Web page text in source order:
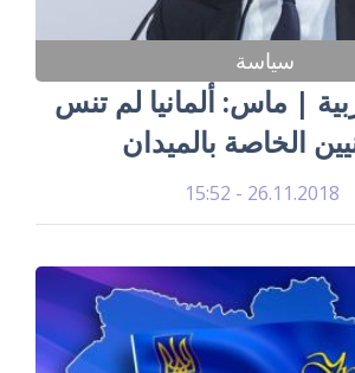
سياسة
| ماس: ألمانيا لم تنس
الخاصة بالميدان
26.11.2018 - 15:52